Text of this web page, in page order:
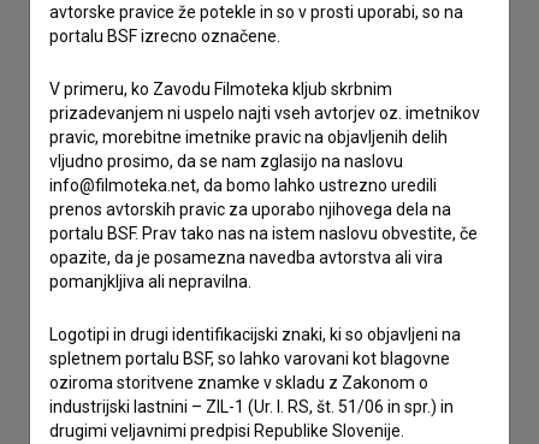
stik z uredništvom Baze slovenskih filmov. Veseli bomo vaših
odzivov.
imam vprašanje
prijavljam napako
želim dodati podatke
drugo
avtorske pravice že potekle in so v prosti uporabi, so na
portalu BSF izrecno označene.
V primeru, ko Zavodu Filmoteka kljub skrbnim
prizadevanjem ni uspelo najti vseh avtorjev oz. imetnikov
pravic, morebitne imetnike pravic na objavljenih delih
vljudno prosimo, da se nam zglasijo na naslovu
info@filmoteka.net, da bomo lahko ustrezno uredili
prenos avtorskih pravic za uporabo njihovega dela na
portalu BSF. Prav tako nas na istem naslovu obvestite, če
opazite, da je posamezna navedba avtorstva ali vira
pomanjkljiva ali nepravilna.
Logotipi in drugi identifikacijski znaki, ki so objavljeni na
spletnem portalu BSF, so lahko varovani kot blagovne
oziroma storitvene znamke v skladu z Zakonom o
industrijski lastnini – ZIL-1 (Ur. l. RS, št. 51/06 in spr.) in
drugimi veljavnimi predpisi Republike Slovenije.